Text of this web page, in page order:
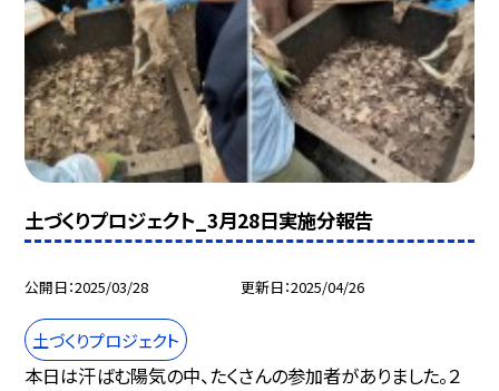
土づくりプロジェクト_3月28日実施分報告
公開日 2025/03/28 更新日 2025/04/26
土づくりプロジェクト
本日は汗ばむ陽気の中、たくさんの参加者がありました。２